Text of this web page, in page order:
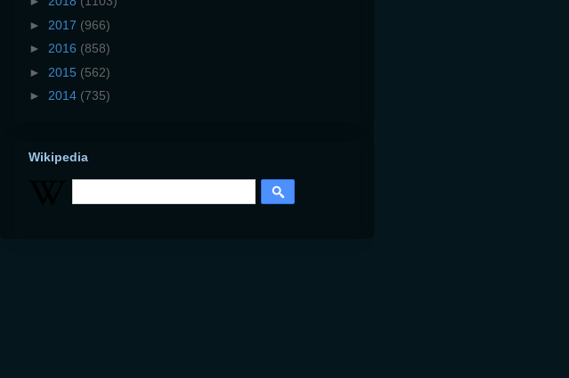
► 2017 (966)
► 2016 (858)
► 2015 (562)
► 2014 (735)
Wikipedia